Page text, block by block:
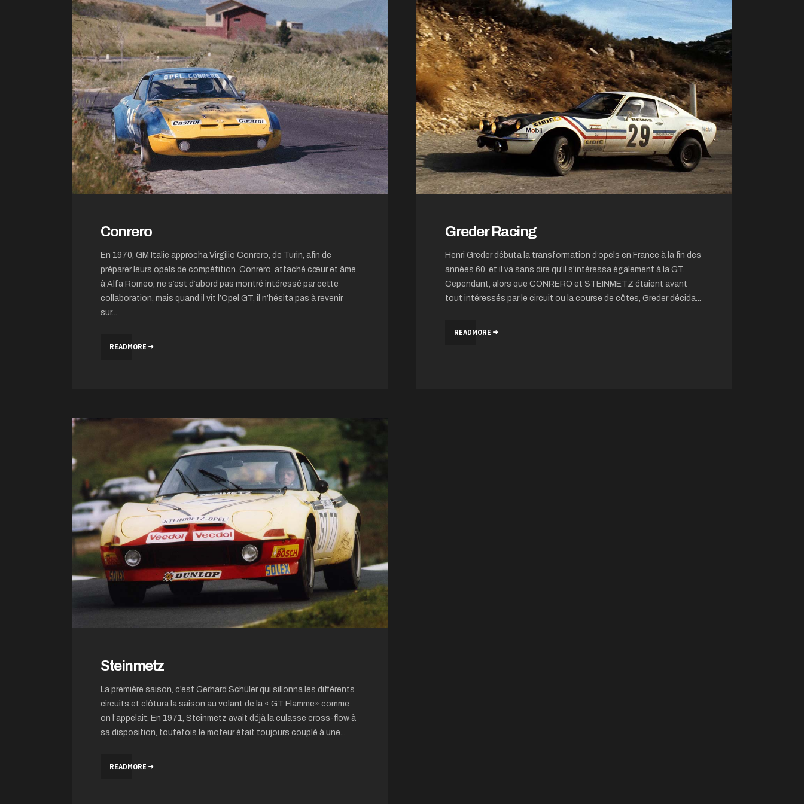
Conrero
En 1970, GM Italie approcha Virgilio Conrero, de Turin, afin de
préparer leurs opels de compétition. Conrero, attaché cœur et âme
à Alfa Romeo, ne s’est d’abord pas montré intéressé par cette
collaboration, mais quand il vit l’Opel GT, il n’hésita pas à revenir
sur...
READMORE
Greder Racing
Henri Greder débuta la transformation d’opels en France à la fin des
années 60, et il va sans dire qu’il s’intéressa également à la GT.
Cependant, alors que CONRERO et STEINMETZ étaient avant
tout intéressés par le circuit ou la course de côtes, Greder décida...
READMORE
Steinmetz
La première saison, c’est Gerhard Schüler qui sillonna les différents
circuits et clôtura la saison au volant de la « GT Flamme» comme
on l’appelait. En 1971, Steinmetz avait déjà la culasse cross-flow à
sa disposition, toutefois le moteur était toujours couplé à une...
READMORE